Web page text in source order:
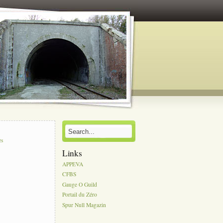
Links
APPEVA
CFBS
Gauge O Guild
Portail du Zéro
Spur Null Magazin